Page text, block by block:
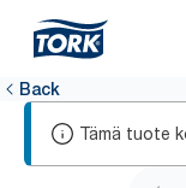
Back
Tämä tuote